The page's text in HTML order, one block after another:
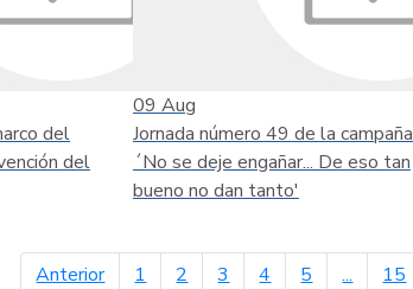
del
del
09 Aug
Jornada número 49 de la campaña
´No se deje engañar... De eso tan
bueno no dan tanto'
Anteriorpágina anterior
1 2 3 4 5 ... 15